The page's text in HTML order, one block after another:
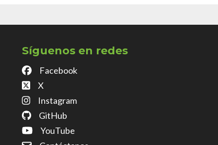
Síguenos en redes
Facebook
X
Instagram
GitHub
YouTube